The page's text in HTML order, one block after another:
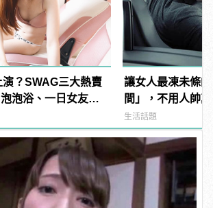
？SWAG三大熱賣
泡浴、一日女友超
：賺到了超爽Der～
變型男
讓女人最凍未條
間」，不用人帥
心！
生活話題